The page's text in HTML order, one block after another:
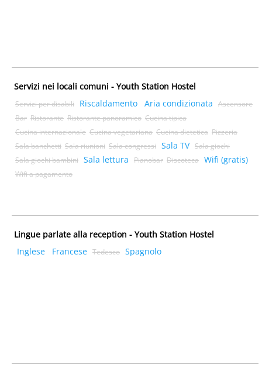
Servizi nei locali comuni - Youth Station Hostel
Servizi per disabili Riscaldamento Aria condizionata
Ascensore
Bar Ristorante Ristorante panoramico Cucina tipica
Cucina internazionale Cucina vegetariana Cucina dietetica Pizzeria
Sala banchetti Sala riunioni Sala congressi Sala TV Sala giochi
Sala giochi bambini Sala lettura Pianobar Discoteca Wifi (gratis)
Wifi a pagamento
Lingue parlate alla reception - Youth Station Hostel
Inglese
Francese Tedesco Spagnolo